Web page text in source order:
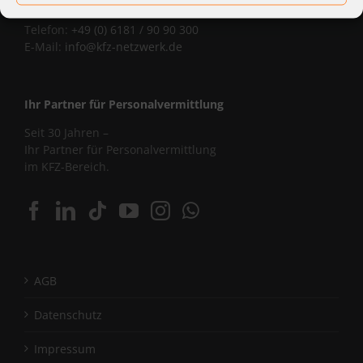
Telefon: +49 (0) 6181 / 90 90 300
E-Mail: info@kfz-netzwerk.de
Ihr Partner für Personalvermittlung
Seit 30 Jahren –
Ihr Partner für Personalvermittlung
im KFZ-Bereich.
AGB
Datenschutz
Impressum